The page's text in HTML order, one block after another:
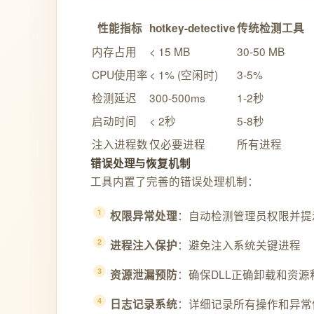
性能指标 hotkey-detective传统检测工具
内存占用
< 15 MB
30-50 MB
CPU使用率 < 1% (空闲时)
3-5%
检测延迟
300-500ms
1-2秒
启动时间
< 2秒
5-8秒
注入进程数仅必要进程
所有进程
错误处理与恢复机制
工具内置了完善的错误处理机制：
权限异常处理：自动检测管理员权限并提
进程注入保护：避免注入系统关键进程
资源泄漏预防：确保DLL正确卸载和资源
日志记录系统：详细记录所有操作和异常